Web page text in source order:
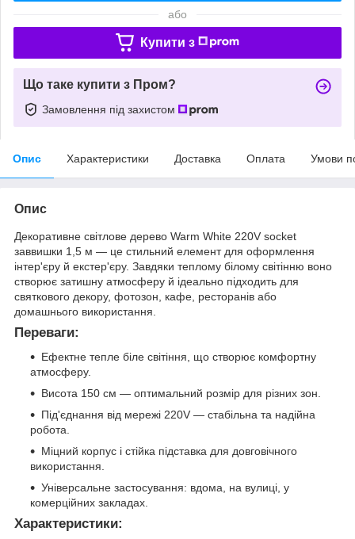
або
Купити з
Що таке купити з Пром?
Замовлення під захистом
Опис Характеристики Доставка Оплата Умови
Опис
Декоративне світлове дерево Warm White 220V socket
заввишки 1,5 м — це стильний елемент для оформлення
інтер'єру й екстер'єру. Завдяки теплому білому світінню воно
створює затишну атмосферу й ідеально підходить для
святкового декору, фотозон, кафе, ресторанів або
домашнього використання.
Переваги:
Ефектне тепле біле світіння, що створює комфортну
атмосферу.
Висота 150 см — оптимальний розмір для різних зон.
Під'єднання від мережі 220V — стабільна та надійна
робота.
Міцний корпус і стійка підставка для довговічного
використання.
Універсальне застосування: вдома, на вулиці, у
комерційних закладах.
Характеристики: